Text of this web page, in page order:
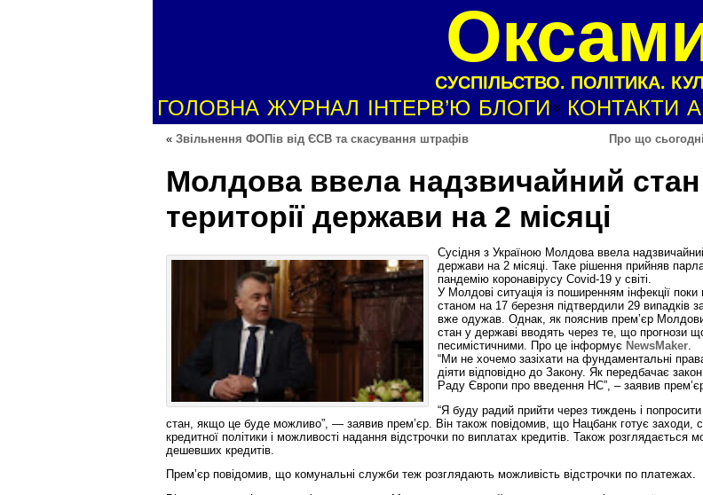
СУСПІЛЬСТВО. ПОЛІТИКА.
ГОЛОВНА ЖУРНАЛ ІНТЕРВ’Ю БЛОГИ КОНТАКТИ
« Звільнення ФОПів від ЄСВ та скасування штрафів Про що
Молдова ввела надзвичайний
території держави на 2 місяці
Сусідня з Україною Молдова ввела
держави на 2 місяці. Таке рішення прийняв
пандемію коронавірусу Covid-19 у світі.
У Молдові ситуація із поширенням інфекції поки
станом на 17 березня підтвердили 29 випадків
вже одужав. Однак, як пояснив прем’єр
стан у державі вводять через те, що прогнози
песимістичними. Про це інформує NewsMaker
“Ми не хочемо зазіхати на фундаментальні
діяти відповідно до Закону. Як передбачає
Раду Європи про введення НС”, – заявив
“Я буду радий прийти через тиждень і
стан, якщо це буде можливо”, — заявив прем’єр. Він також повідомив, що Нацбанк готує заходи,
кредитної політики і можливості надання відстрочки по виплатах кредитів. Також розглядається
дешевших кредитів.
Прем’єр повідомив, що комунальні служби теж розглядають можливість відстрочки по платежах.